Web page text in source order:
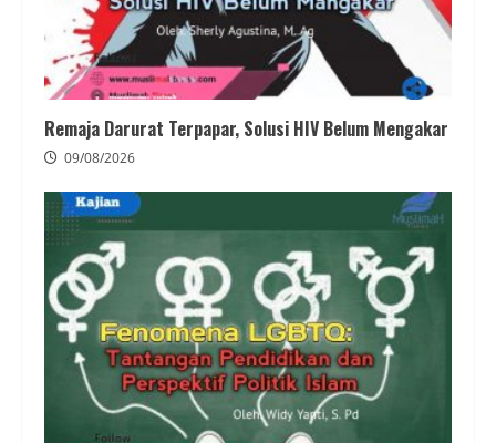
Remaja Darurat Terpapar, Solusi HIV Belum Mengakar
09/08/2026